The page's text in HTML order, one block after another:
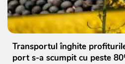
Transportul înghite
port s-a scumpit cu peste